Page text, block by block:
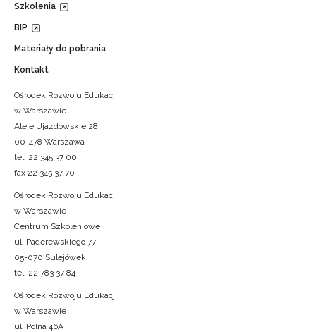
Szkolenia
BIP
Materiały do pobrania
Kontakt
Ośrodek Rozwoju Edukacji
w Warszawie
Aleje Ujazdowskie 28
00-478 Warszawa
tel. 22 345 37 00
fax 22 345 37 70
Ośrodek Rozwoju Edukacji
w Warszawie
Centrum Szkoleniowe
ul. Paderewskiego 77
05-070 Sulejówek
tel. 22 783 37 84
Ośrodek Rozwoju Edukacji
w Warszawie
ul. Polna 46A